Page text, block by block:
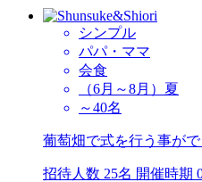
シンプル
パパ・ママ
会食
（6月～8月）夏
～40名
葡萄畑で式を行う事が
招待人数 25名 開催時期